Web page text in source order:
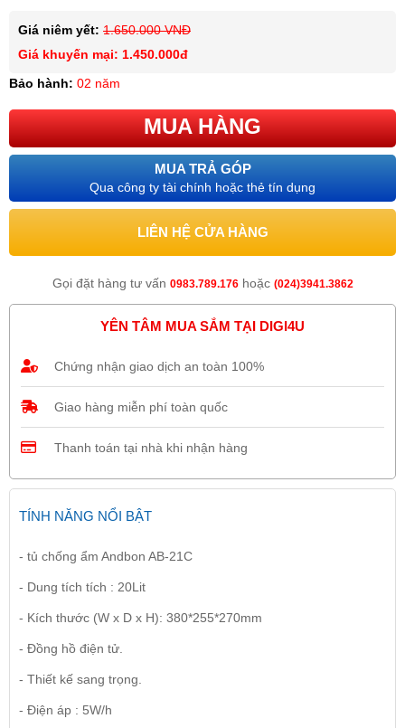
Giá niêm yết: 1.650.000 VNĐ
Giá khuyến mại: 1.450.000đ
Bảo hành: 02 năm
MUA HÀNG
MUA TRẢ GÓP
Qua công ty tài chính hoặc thẻ tín dụng
LIÊN HỆ CỬA HÀNG
Gọi đặt hàng tư vấn 0983.789.176hoặc (024)3941.3862
YÊN TÂM MUA SẮM TẠI DIGI4U
Chứng nhận giao dịch an toàn 100%
Giao hàng miễn phí toàn quốc
Thanh toán tại nhà khi nhận hàng
TÍNH NĂNG NỔI BẬT
- tủ chống ẩm Andbon AB-21C
- Dung tích tích : 20Lit
- Kích thước (W x D x H): 380*255*270mm
- Đồng hồ điện tử.
- Thiết kế sang trọng.
- Điện áp : 5W/h